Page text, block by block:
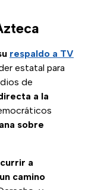
respaldo a TV
estatal para
de
a la
sobre
a
camino